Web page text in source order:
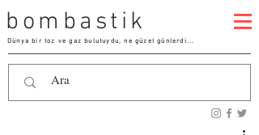
bombastik
Dünya bir toz ve gaz bulutuydu, ne güzel günlerdi...